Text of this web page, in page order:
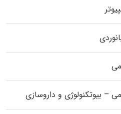
– بیوتکنولوژی و داروسازی